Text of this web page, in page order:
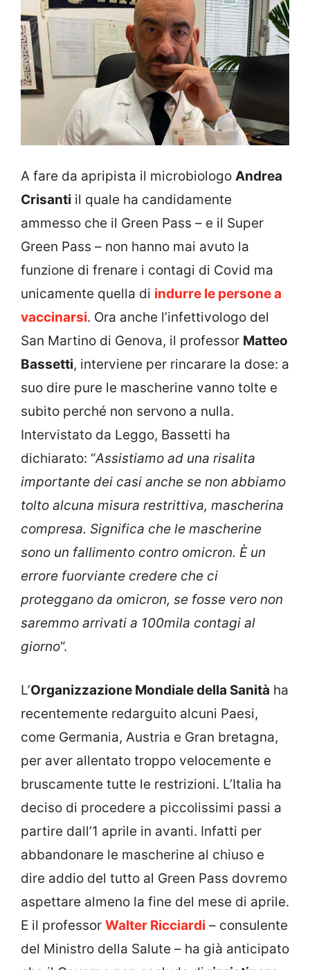
A fare da apripista il microbiologo Andrea
Crisanti il quale ha candidamente
ammesso che il Green Pass – e il Super
Green Pass – non hanno mai avuto la
funzione di frenare i contagi di Covid ma
unicamente quella di indurre le persone a
vaccinarsi. Ora anche l’infettivologo del
San Martino di Genova, il professor Matteo
Bassetti, interviene per rincarare la dose: a
suo dire pure le mascherine vanno tolte e
subito perché non servono a nulla.
Intervistato da Leggo, Bassetti ha
dichiarato: “Assistiamo ad una risalita
importante dei casi anche se non abbiamo
tolto alcuna misura restrittiva, mascherina
compresa. Significa che le mascherine
sono un fallimento contro omicron. È un
errore fuorviante credere che ci
proteggano da omicron, se fosse vero non
saremmo arrivati a 100mila contagi al
giorno“.
L’Organizzazione Mondiale della Sanità ha
recentemente redarguito alcuni Paesi,
come Germania, Austria e Gran bretagna,
per aver allentato troppo velocemente e
bruscamente tutte le restrizioni. L’Italia ha
deciso di procedere a piccolissimi passi a
partire dall’1 aprile in avanti. Infatti per
abbandonare le mascherine al chiuso e
dire addio del tutto al Green Pass dovremo
aspettare almeno la fine del mese di aprile.
E il professor Walter Ricciardi – consulente
del Ministro della Salute – ha già anticipato